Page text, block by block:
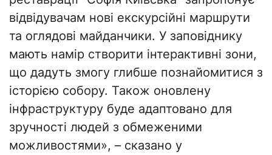
відвідувачам нові екскурсійні маршрути
та оглядові майданчики. У заповіднику
мають намір створити інтерактивні зони,
що дадуть змогу глибше познайомитися з
історією собору. Також оновлену
інфраструктуру буде адаптовано для
зручності людей з обмеженими
можливостями», – сказано у